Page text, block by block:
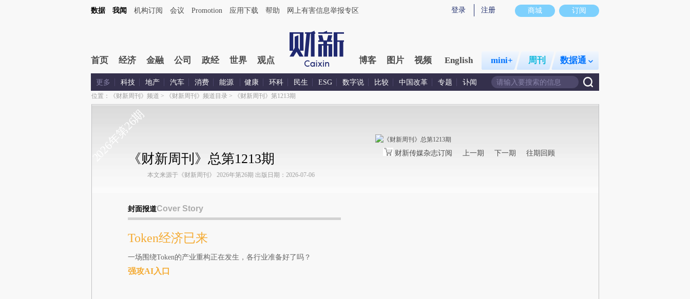
商城 订阅
登录 注册
数据 我闻 机构订阅 会议 Promotion 应用下载 帮助 网上有害信息举报专区
首页 经济 金融 公司 政经 世界 观点 博客 图片 视频 English mini+ 周刊 数据通
更多 科技 地产 汽车 消费 能源 健康 环科 民生 ESG 数字说 比较 中国改革 专题 讣闻
位置： 《财新周刊》频道 > 《财新周刊》频道目录> 《财新周刊》第1213期
《财新周刊》总第1213期
本文来源于《财新周刊》 2026年第26期 出版日期：2026-07-06
封面报道Cover Story
Token经济已来
一场围绕Token的产业重构正在发生，各行业准备好了吗？
强攻AI入口
2026年第26期 财新传媒杂志订阅 上一期 下一期 往期回顾